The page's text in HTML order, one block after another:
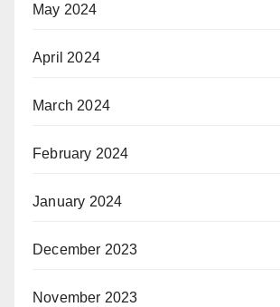
May 2024
April 2024
March 2024
February 2024
January 2024
December 2023
November 2023